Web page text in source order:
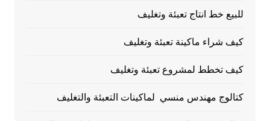
للبيع خط انتاج تعبئة وتغليف
كيف شراء ماكينة تعبئة وتغليف
كيف تخطط لمشروع تعبئة وتغليف
كتالوج مهندس منسي لماكينات التعبئة والتغليف